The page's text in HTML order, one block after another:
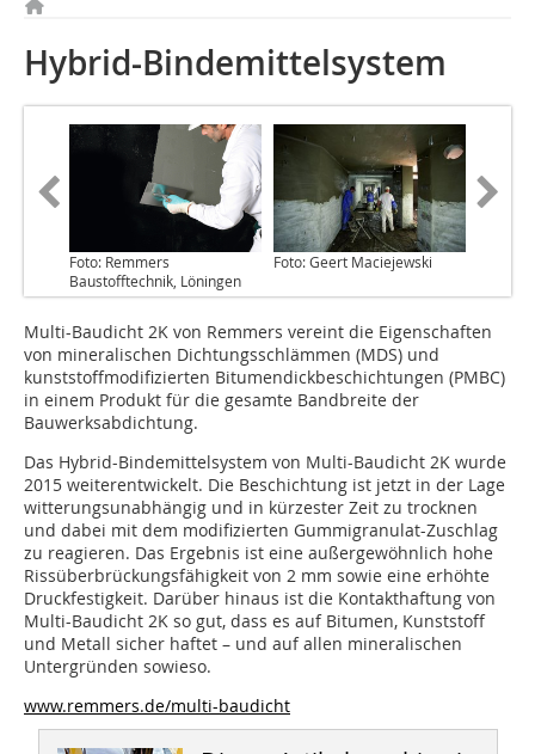
Hybrid-Bindemittelsystem
Foto: Remmers
Baustofftechnik, Löningen
Foto: Geert Maciejewski
Multi-Baudicht 2K von Remmers vereint die Eigenschaften
von mineralischen Dichtungsschlämmen (MDS) und
kunststoffmodifizierten Bitumendickbeschichtungen (PMBC)
in einem Produkt für die gesamte Bandbreite der
Bauwerksabdichtung.
Das Hybrid-Bindemittelsystem von Multi-Baudicht 2K wurde
2015 weiterentwickelt. Die Beschichtung ist jetzt in der Lage
witterungsunabhängig und in kürzester Zeit zu trocknen
und dabei mit dem modifizierten Gummigranulat-Zuschlag
zu reagieren. Das Ergebnis ist eine außergewöhnlich hohe
Rissüberbrückungsfähigkeit von 2 mm sowie eine erhöhte
Druckfestigkeit. Darüber hinaus ist die Kontakthaftung von
Multi-Baudicht 2K so gut, dass es auf Bitumen, Kunststoff
und Metall sicher haftet – und auf allen mineralischen
Untergründen sowieso.
www.remmers.de/multi-baudicht